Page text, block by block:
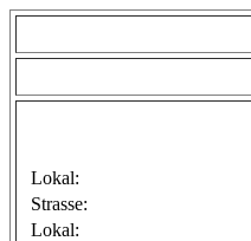
Lokal:
Strasse:
Lokal: